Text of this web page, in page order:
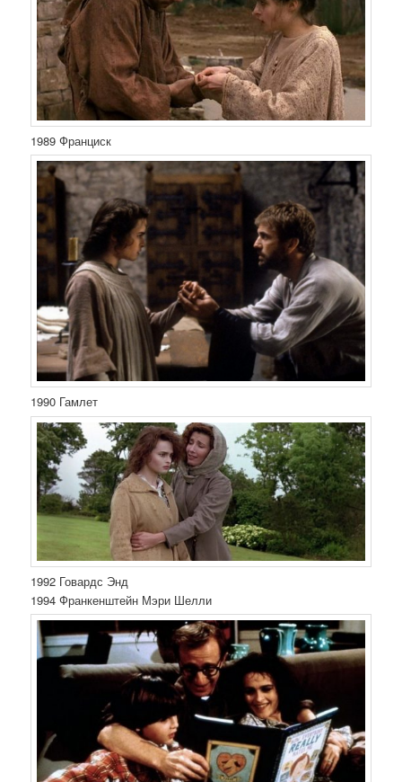
1989 Франциск
1990 Гамлет
1992 Говардс Энд
1994 Франкенштейн Мэри Шелли